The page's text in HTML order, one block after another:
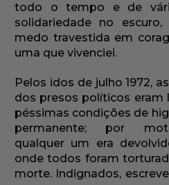
todo o tempo e de
solidariedade no
medo travestida em
uma que vivenciei.
Pelos idos de julho 1972,
dos presos políticos eram
péssimas condições de
permanente; por
qualquer um era
onde todos foram
morte. Indignados,